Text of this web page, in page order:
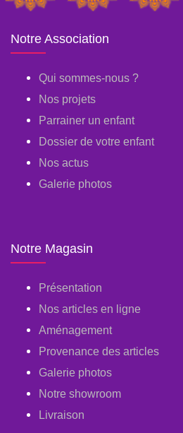
Notre Association
Qui sommes-nous ?
Nos projets
Parrainer un enfant
Dossier de votre enfant
Nos actus
Galerie photos
Notre Magasin
Présentation
Nos articles en ligne
Aménagement
Provenance des articles
Galerie photos
Notre showroom
Livraison